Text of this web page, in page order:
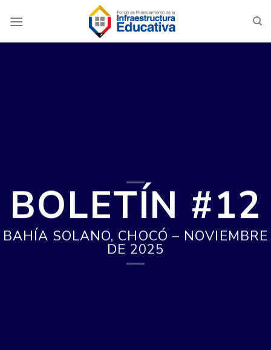
BOLETÍN #12
BAHÍA SOLANO, CHOCÓ – NOVIEMBRE
DE 2025